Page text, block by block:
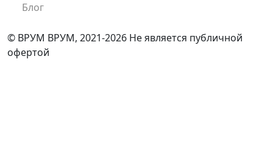
Блог
© ВРУМ ВРУМ, 2021-2026 Не является публичной
офертой